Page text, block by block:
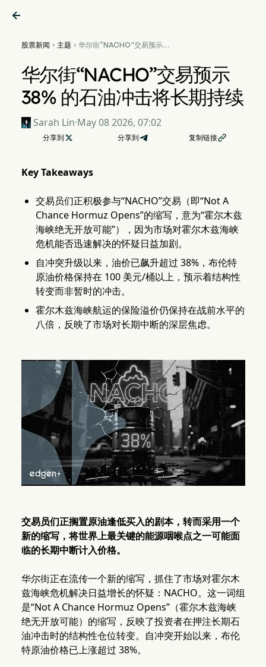

股票新闻  主题  华尔街“NACHO”交易预示
华尔街“NACHO”交易预示
38% 的石油冲击将长期持续
Sarah Lin·May 08 2026, 07:02
分享到  分享到 复制链接
Key Takeaways
交易员们正积极参与“NACHO”交易（即“Not A
Chance Hormuz Opens”的缩写，意为“霍尔木兹
海峡绝无开放可能”），因为市场对霍尔木兹海峡
危机能否迅速解决的怀疑日益加剧。
自冲突升级以来，油价已飙升超过 38%，布伦特
原油价格保持在 100 美元/桶以上，预示着结构性
转变而非暂时的冲击。
霍尔木兹海峡航运的保险溢价仍保持在战前水平的
八倍，反映了市场对长期中断的深层焦虑。
交易员们正搁置原油逢低买入的剧本，转而采用一个
新的缩写，将世界上最关键的能源咽喉点之一可能面
临的长期中断计入价格。
华尔街正在流传一个新的缩写，抓住了市场对霍尔木
兹海峡危机解决日益增长的怀疑：NACHO。这一词组
是“Not A Chance Hormuz Opens”（霍尔木兹海峡
绝无开放可能）的缩写，反映了投资者在押注长期石
油冲击时的结构性仓位转变。自冲突开始以来，布伦
特原油价格已上涨超过 38%。